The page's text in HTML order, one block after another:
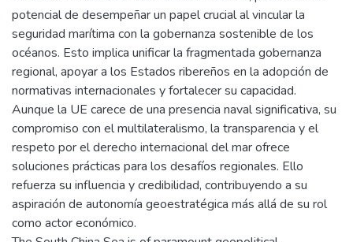
potencial de desempeñar un papel crucial al vincular la
seguridad marítima con la gobernanza sostenible de los
océanos. Esto implica unificar la fragmentada gobernanza
regional, apoyar a los Estados ribereños en la adopción de
normativas internacionales y fortalecer su capacidad.
Aunque la UE carece de una presencia naval significativa, su
compromiso con el multilateralismo, la transparencia y el
respeto por el derecho internacional del mar ofrece
soluciones prácticas para los desafíos regionales. Ello
refuerza su influencia y credibilidad, contribuyendo a su
aspiración de autonomía geoestratégica más allá de su rol
como actor económico.